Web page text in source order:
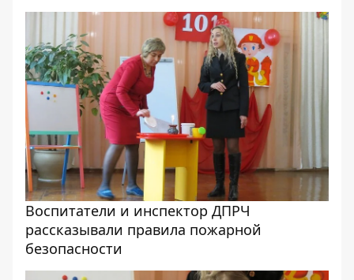
Воспитатели и инспектор ДПРЧ
рассказывали правила пожарной
безопасности